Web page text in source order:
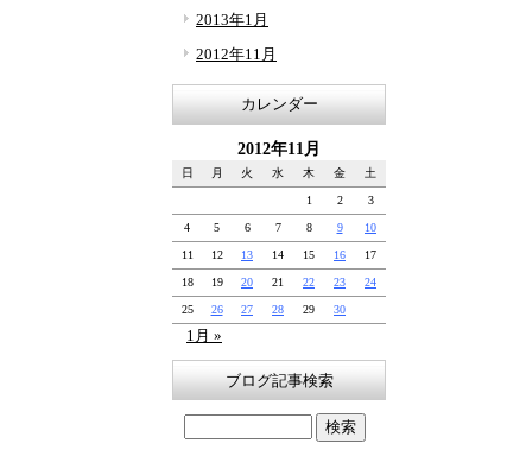
2013年1月
2012年11月
カレンダー
2012年11月
日 月 火 水 木 金 土
1 2 3
4 5 6 7 8 9 10
11 12 13 14 15 16 17
18 19 20 21 22 23 24
25 26 27 28 29 30
1月 »
ブログ記事検索